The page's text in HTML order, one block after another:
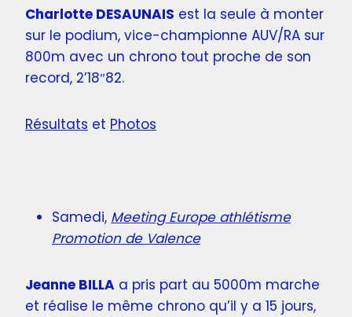
Charlotte DESAUNAIS est la seule à monter
sur le podium, vice-championne AUV/RA sur
800m avec un chrono tout proche de son
record, 2’18″82.
Résultats et Photos
Samedi, Meeting Europe athlétisme
Promotion de Valence
Jeanne BILLA a pris part au 5000m marche
et réalise le même chrono qu’il y a 15 jours,